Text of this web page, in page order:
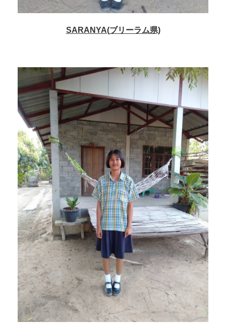
SARANYA(ブリーラム県)